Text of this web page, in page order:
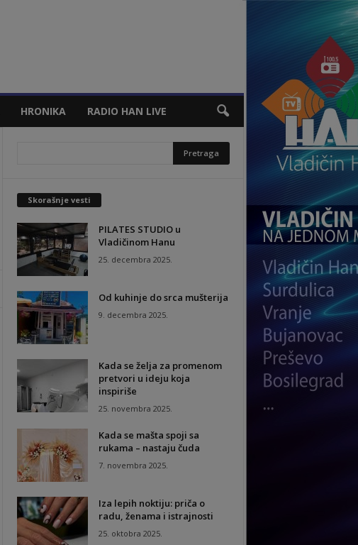
HRONIKA RADIO HAN LIVE
Skorašnje vesti
PILATES STUDIO u
Vladičinom Hanu
25. decembra 2025.
Od kuhinje do srca mušterija
9. decembra 2025.
Kada se želja za promenom
pretvori u ideju koja
inspiriše
25. novembra 2025.
Kada se mašta spoji sa
rukama – nastaju čuda
7. novembra 2025.
Iza lepih noktiju: priča o
radu, ženama i istrajnosti
25. oktobra 2025.